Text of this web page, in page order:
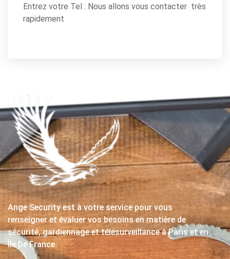
Entrez votre Tel : Nous allons vous contacter très
rapidement
Ange Security est à votre service pour vous
renseigner et évaluer vos besoins en matière de
sécurité, gardiennage et télésurveillance à Paris et en
Île De France.